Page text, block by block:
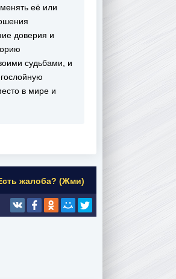
её или
доверия и
судьбами, и
в мире и
жалоба? (Жми)